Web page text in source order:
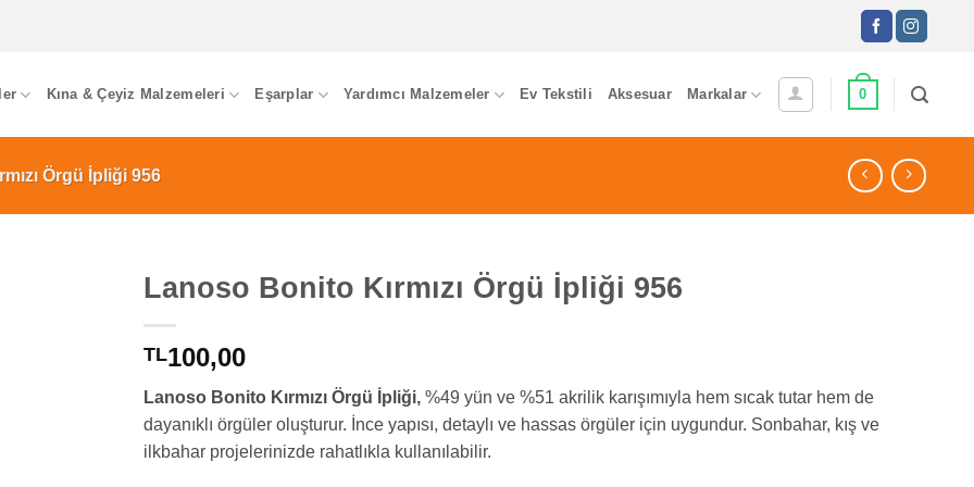
Kına & Çeyiz Malzemeleri Eşarplar Yardımcı Malzemeler Ev Tekstili Aksesuar Markalar 0
Örgü İpliği 956
Lanoso Bonito Kırmızı Örgü İpliği 956
TL100,00
Lanoso Bonito Kırmızı Örgü İpliği,%49 yün ve %51 akrilik karışımıyla hem sıcak tutar hem de
dayanıklı örgüler oluşturur. İnce yapısı, detaylı ve hassas örgüler için uygundur. Sonbahar, kış ve
ilkbahar projelerinizde rahatlıkla kullanılabilir.